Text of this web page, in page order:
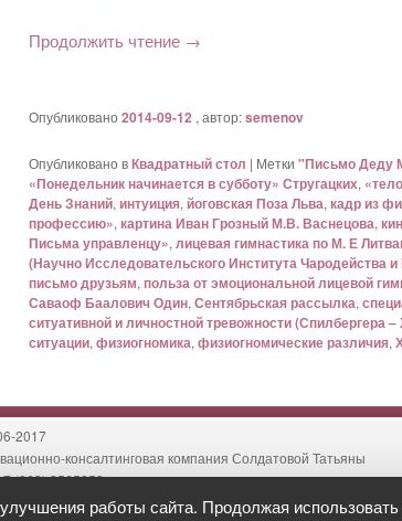
Продолжить чтение →
Опубликовано 2014-09-12 , автор:semenov
Опубликовано вКвадратный стол | Метки "Письмо Деду
«Понедельник начинается в субботу» Стругацких,
День Знаний, интуиция, йоговская Поза Льва, кадр из
профессию», картина Иван Грозный М.В. Васнецова,
Письма управленцу», лицевая гимнастика по М. Е
(Научно Исследовательского Института Чародейства
письмо друзьям, польза от эмоциональной лицевой
Саваоф Баалович Один, Сентябрьская рассылка,
ситуативной и личностной тревожности (Спилбергера –
ситуации, физиогномика, физиогномические различия,
2017
консалтинговая компания Солдатовой Татьяны
(863) 2565253
t.a@soldatova-company.ru
работы сайта. Продолжая